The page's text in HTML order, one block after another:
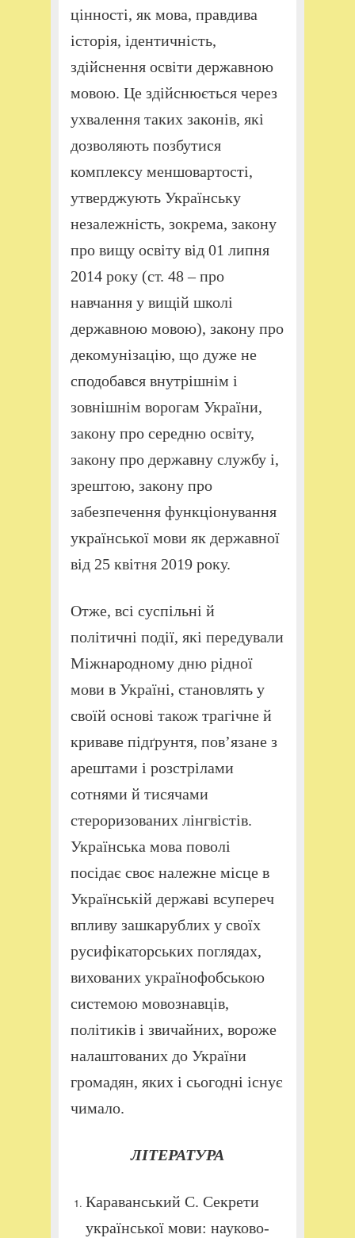
цінності, як мова, правдива
історія, ідентичність,
здійснення освіти державною
мовою. Це здійснюється через
ухвалення таких законів, які
дозволяють позбутися
комплексу меншовартості,
утверджують Українську
незалежність, зокрема, закону
про вищу освіту від 01 липня
2014 року (ст. 48 – про
навчання у вищій школі
державною мовою), закону про
декомунізацію, що дуже не
сподобався внутрішнім і
зовнішнім ворогам України,
закону про середню освіту,
закону про державну службу і,
зрештою, закону про
забезпечення функціонування
української мови як державної
від 25 квітня 2019 року.
Отже, всі суспільні й
політичні події, які передували
Міжнародному дню рідної
мови в Україні, становлять у
своїй основі також трагічне й
криваве підґрунтя, пов’язане з
арештами і розстрілами
сотнями й тисячами
стероризованих лінгвістів.
Українська мова поволі
посідає своє належне місце в
Українській державі всупереч
впливу зашкарублих у своїх
русифікаторських поглядах,
вихованих українофобською
системою мовознавців,
політиків і звичайних, вороже
налаштованих до України
громадян, яких і сьогодні існує
чимало.
ЛІТЕРАТУРА
Караванський С. Секрети
української мови: науково-